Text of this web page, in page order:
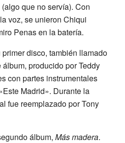
que no servía). Con
voz, se unieron Chiqui
Penas en la batería.
disco, también llamado
producido por Teddy
con partes instrumentales
Madrid». Durante la
fue reemplazado por Tony
álbum, Más madera.